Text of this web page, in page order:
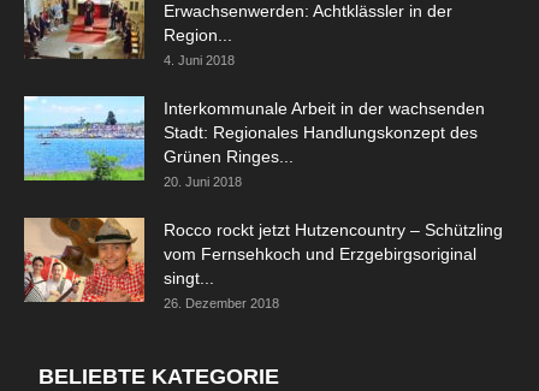
Erwachsenwerden: Achtklässler in der
Region...
4. Juni 2018
Interkommunale Arbeit in der wachsenden
Stadt: Regionales Handlungskonzept des
Grünen Ringes...
20. Juni 2018
Rocco rockt jetzt Hutzencountry – Schützling
vom Fernsehkoch und Erzgebirgsoriginal
singt...
26. Dezember 2018
BELIEBTE KATEGORIE